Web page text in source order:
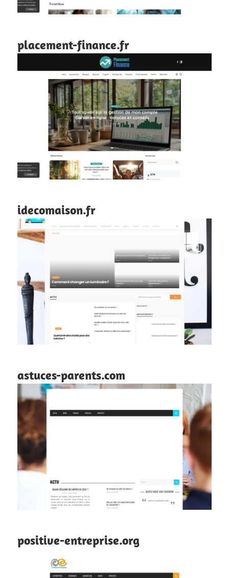
placement-finance.fr
idecomaison.fr
astuces-parents.com
positive-entreprise.org